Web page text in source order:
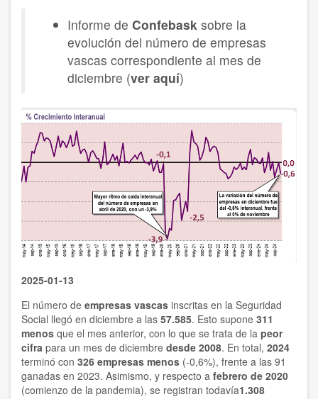
Informe de Confebask sobre la
evolución del número de empresas
vascas correspondiente al mes de
diciembre (ver aquí)
2025-01-13
El número de empresas vascas inscritas en la Seguridad
Social llegó en diciembre a las 57.585. Esto supone 311
menos que el mes anterior, con lo que se trata de la peor
cifra para un mes de diciembre desde 2008. En total, 2024
terminó con 326 empresas menos (-0,6%), frente a las 91
ganadas en 2023. Asimismo, y respecto a febrero de 2020
(comienzo de la pandemia), se registran todavía1.308